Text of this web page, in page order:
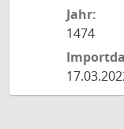
Jahr:
1474